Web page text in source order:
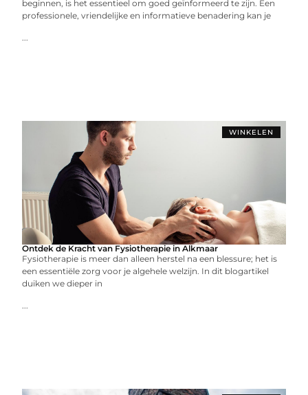
beginnen, is het essentieel om goed geïnformeerd te zijn. Een
professionele, vriendelijke en informatieve benadering kan je
...
WINKELEN
Ontdek de Kracht van Fysiotherapie in Alkmaar
Fysiotherapie is meer dan alleen herstel na een blessure; het is
een essentiële zorg voor je algehele welzijn. In dit blogartikel
duiken we dieper in
...